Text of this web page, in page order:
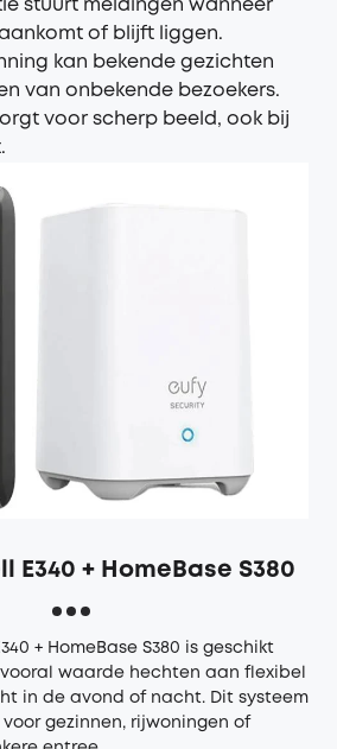
stuurt meldingen wanneer
of blijft liggen.
kan bekende gezichten
van onbekende bezoekers.
voor scherp beeld, ook bij
E340 + HomeBase S380
+ HomeBase S380 is geschikt
waarde hechten aan flexibel
in de avond of nacht. Dit systeem
gezinnen, rijwoningen of